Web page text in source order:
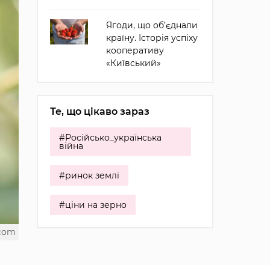
Ягоди, що об’єднали
країну. Історія успіху
кооперативу
«Київський»
Те, що цікаво зараз
#Російсько_українська
війна
#ринок землі
#ціни на зерно